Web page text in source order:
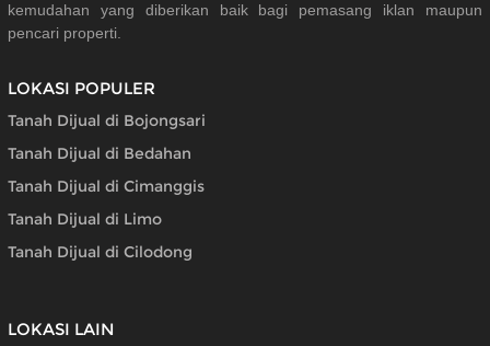
kemudahan yang diberikan baik bagi pemasang iklan maupun
pencari properti.
LOKASI POPULER
Tanah Dijual di Bojongsari
Tanah Dijual di Bedahan
Tanah Dijual di Cimanggis
Tanah Dijual di Limo
Tanah Dijual di Cilodong
LOKASI LAIN